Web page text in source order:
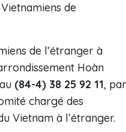
de
de l’étranger à
Hoàn
(84-4) 38 25 92 11, par
chargé des
Vietnam à l’étranger.